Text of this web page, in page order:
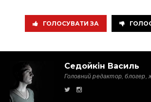
ГОЛОСУВАТИ ЗА
Седойкін Василь
Головний редактор, блогер,